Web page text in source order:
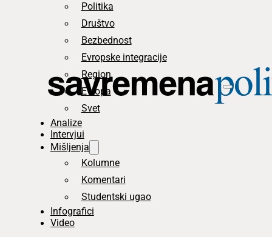
Politika
Društvo
Bezbednost
Evropske integracije
Region
Evropa
Svet
Analize
Intervjui
Mišljenja
Kolumne
Komentari
Studentski ugao
Infografici
Video